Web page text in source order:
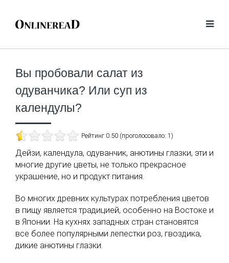
Вы пробовали салат из
одуванчика? Или суп из
календулы?
Рейтинг 0.50 (проголосовало: 1)
Дейзи, календула, одуванчик, анютины глазки, эти и
многие другие цветы, не только прекрасное
украшение, но и продукт питания.
Во многих древних культурах потребления цветов
в пищу является традицией, особенно на Востоке и
в Японии. На кухнях западных стран становятся
все более популярными лепестки роз, гвоздика,
дикие анютины глазки.